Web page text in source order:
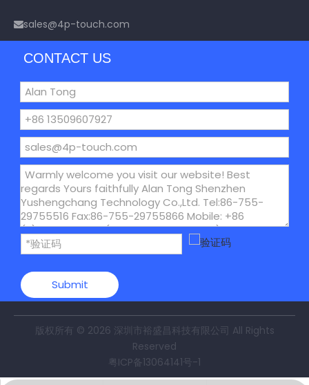
sales@4p-touch.com
CONTACT US
Submit
版权所有 © 2026 深圳市裕盛昌科技有限公司 All Rights
Reserved
粤ICP备13064141号-1